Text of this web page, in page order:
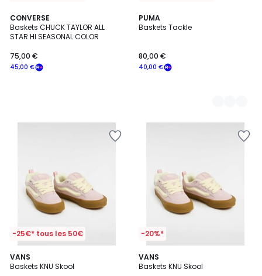
CONVERSE
Baskets CHUCK TAYLOR ALL
STAR HI SEASONAL COLOR
45,00 €
75,00 €
PUMA
Baskets Tackle
40,00 €
80,00 €
3
Couleurs
-25€* tous les 50€
VANS
Baskets KNU Skool
4,5
/ 5
2
Couleurs
-20%*
VANS
Baskets KNU Skool
4,5
/ 5
5
Couleurs